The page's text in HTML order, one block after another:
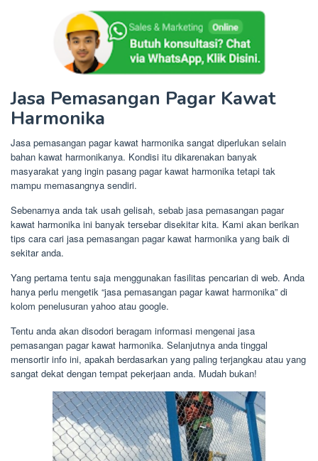
Jasa Pemasangan Pagar Kawat
Harmonika
Jasa pemasangan pagar kawat harmonika sangat diperlukan selain
bahan kawat harmonikanya. Kondisi itu dikarenakan banyak
masyarakat yang ingin pasang pagar kawat harmonika tetapi tak
mampu memasangnya sendiri.
Sebenarnya anda tak usah gelisah, sebab jasa pemasangan pagar
kawat harmonika ini banyak tersebar disekitar kita. Kami akan berikan
tips cara cari jasa pemasangan pagar kawat harmonika yang baik di
sekitar anda.
Yang pertama tentu saja menggunakan fasilitas pencarian di web. Anda
hanya perlu mengetik “jasa pemasangan pagar kawat harmonika” di
kolom penelusuran yahoo atau google.
Tentu anda akan disodori beragam informasi mengenai jasa
pemasangan pagar kawat harmonika. Selanjutnya anda tinggal
mensortir info ini, apakah berdasarkan yang paling terjangkau atau yang
sangat dekat dengan tempat pekerjaan anda. Mudah bukan!